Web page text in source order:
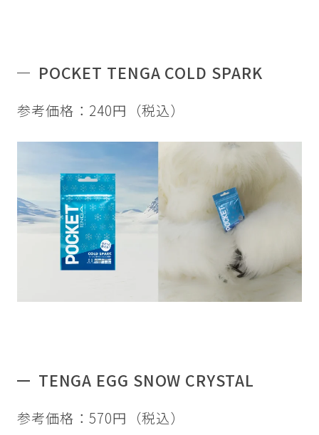
POCKET TENGA COLD SPARK
参考価格：240円（税込）
TENGA EGG SNOW CRYSTAL
参考価格：570円（税込）